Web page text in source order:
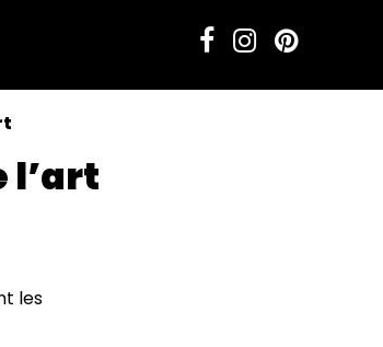
l’art
les